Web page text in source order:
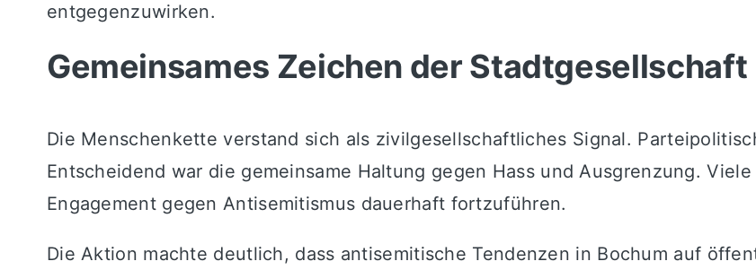
entgegenzuwirken.
Gemeinsames Zeichen der Stadtgesellschaft
Die Menschenkette verstand sich als zivilgesellschaftliches Signal.
Entscheidend war die gemeinsame Haltung gegen Hass und Ausgrenzung.
Engagement gegen Antisemitismus dauerhaft fortzuführen.
Die Aktion machte deutlich, dass antisemitische Tendenzen in Bochum auf